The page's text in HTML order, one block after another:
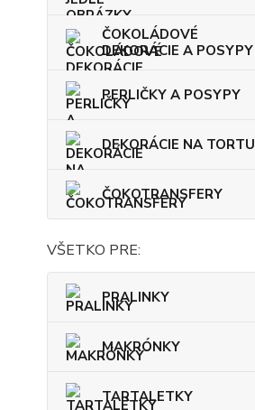
ČOKOLÁDOVÉ
DEKORÁCIE A POSYPY
PERLIČKY A POSYPY
DEKORÁCIE NA TORTU
ČOKOTRANSFERY
VŠETKO PRE:
PRALINKY
MAKRÓNKY
TARTALETKY